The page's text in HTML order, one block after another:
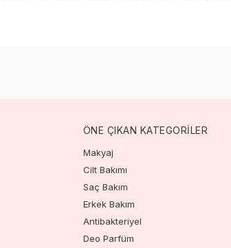
ÖNE ÇIKAN KATEGORİLER
Makyaj
Cilt Bakımı
Saç Bakım
Erkek Bakım
Antibakteriyel
Deo Parfüm